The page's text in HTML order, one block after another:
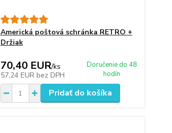
Americká poštová schránka RETRO +
Držiak
70,40 EUR/ks
57,24 EUR bez DPH
Doručenie do 48
hodín
Pridať do košíka